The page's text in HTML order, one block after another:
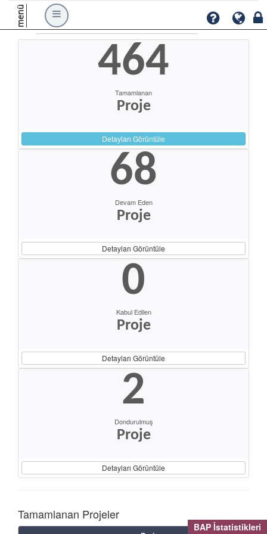
BAP İstatistikleri
menü
464
Tamamlanan
Proje
Detayları Görüntüle
68
Devam Eden
Proje
Detayları Görüntüle
0
Kabul Edilen
Proje
Detayları Görüntüle
2
Dondurulmuş
Proje
Detayları Görüntüle
Tamamlanan Projeler